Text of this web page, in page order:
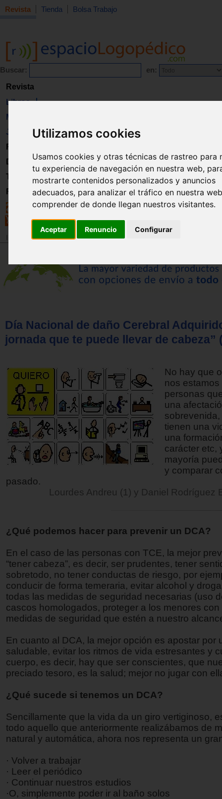
Utilizamos cookies
Usamos cookies y otras técnicas de rastreo para
tu experiencia de navegación en nuestra web,
mostrarte contenidos personalizados y anuncios
adecuados, para analizar el tráfico en nuestra
comprender de donde llegan nuestros visitantes.
Aceptar Renuncio Configurar
Revista Tienda Bolsa Trabajo
Buscar: en:
Revista
Libros
Material
Juguetes
Formación
Directorio
Trabajo
Registro
Revista
Día Nacional de daño Cerebral
jornada que te puede llevar de cabeza”
No hay que
nos estamos
personas
una
tienen una
una
carácter etc,
mayoría
y comparar
pasado.
Lourdes Andreu (1) y Daniel Rodríguez
¿Qué podemos hacer para prevenir un DCA?
En el caso de las personas con TCE, la mejor
“tener cabeza”, es decir, ser prudentes, tener
sobretodo, no tener conductas de riesgo, por
conducir de forma temeraria, evitar alcohol y
todas las medidas de seguridad necesarias (uso
cascos homologados, proteger a los menores con
medidas de seguridad que estén a nuestro
En cuanto al DCA, la mejor opción es apostar por
saludable, evitar los ritmos de vida estresantes y
cuerpo, es decir, hay que ser conscientes, que
preciado tesoro, es la salud; mejor no jugar con
¿Qué sucede si tenemos un DCA?
Sencillamente que la vida da un giro vertiginoso,
todo aquello que anteriormente realizábamos de
natural y automática, ahora nos representa un
· Volver a trabajar
· Leer el periódico
· Continuar nuestros estudios
·O, simplemente poder ir al baño solos